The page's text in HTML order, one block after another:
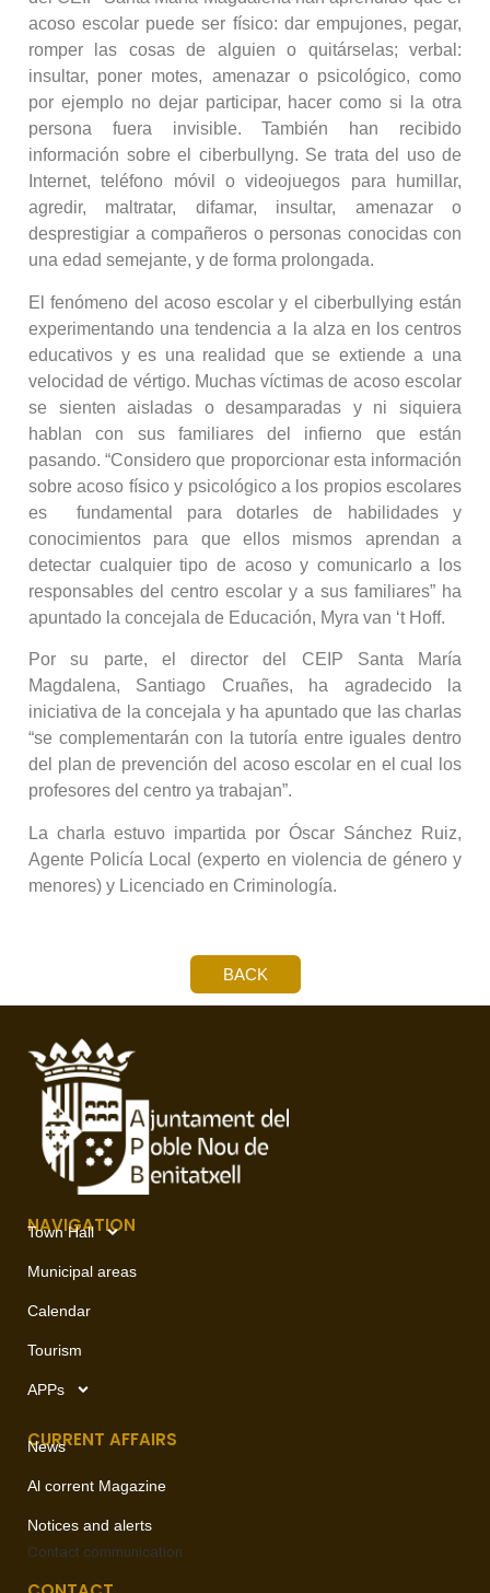
acoso escolar puede ser físico: dar empujones, pegar,
romper las cosas de alguien o quitárselas; verbal:
insultar, poner motes, amenazar o psicológico, como
por ejemplo no dejar participar, hacer como si la otra
persona fuera invisible. También han recibido
información sobre el ciberbullyng. Se trata del uso de
Internet, teléfono móvil o videojuegos para humillar,
agredir, maltratar, difamar, insultar, amenazar o
desprestigiar a compañeros o personas conocidas con
una edad semejante, y de forma prolongada.
El fenómeno del acoso escolar y el ciberbullying están
experimentando una tendencia a la alza en los centros
educativos y es una realidad que se extiende a una
velocidad de vértigo. Muchas víctimas de acoso escolar
se sienten aisladas o desamparadas y ni siquiera
hablan con sus familiares del infierno que están
pasando. “Considero que proporcionar esta información
sobre acoso físico y psicológico a los propios escolares
es fundamental para dotarles de habilidades y
conocimientos para que ellos mismos aprendan a
detectar cualquier tipo de acoso y comunicarlo a los
responsables del centro escolar y a sus familiares” ha
apuntado la concejala de Educación, Myra van ‘t Hoff.
Por su parte, el director del CEIP Santa María
Magdalena, Santiago Cruañes, ha agradecido la
iniciativa de la concejala y ha apuntado que las charlas
“se complementarán con la tutoría entre iguales dentro
del plan de prevención del acoso escolar en el cual los
profesores del centro ya trabajan”.
La charla estuvo impartida por Óscar Sánchez Ruiz,
Agente Policía Local (experto en violencia de género y
menores) y Licenciado en Criminología.
BACK
NAVIGATION
Town Hall
Municipal areas
Calendar
Tourism
APPs
CURRENT AFFAIRS
News
Al corrent Magazine
Notices and alerts
Contact communication